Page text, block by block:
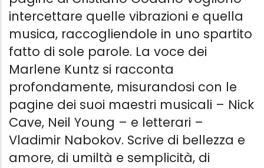
intercettare quelle vibrazioni e quella
musica, raccogliendole in uno spartito
fatto di sole parole. La voce dei
Marlene Kuntz si racconta
profondamente, misurandosi con le
pagine dei suoi maestri musicali – Nick
Cave, Neil Young – e letterari –
Vladimir Nabokov. Scrive di bellezza e
amore, di umiltà e semplicità, di